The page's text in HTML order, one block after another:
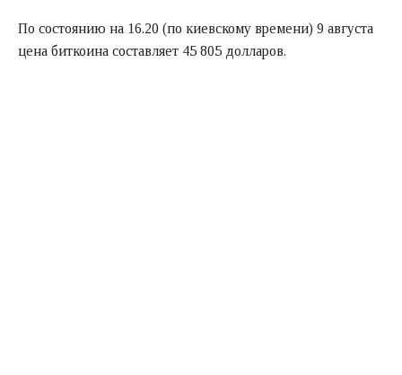
По состоянию на 16.20 (по киевскому времени) 9 августа
цена биткоина составляет 45 805 долларов.